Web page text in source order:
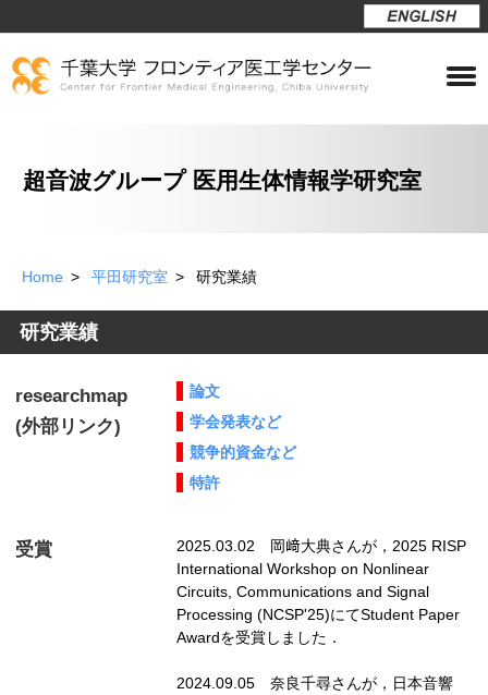
超音波グループ 医用生体情報学研究室
Home 平田研究室 研究業績
研究業績
researchmap
(外部リンク)
論文
学会発表など
競争的資金など
特許
受賞
2025.03.02 岡﨑大典さんが，2025 RISP
International Workshop on Nonlinear
Circuits, Communications and Signal
Processing (NCSP'25)にてStudent Paper
Awardを受賞しました．
2024.09.05 奈良千尋さんが，日本音響